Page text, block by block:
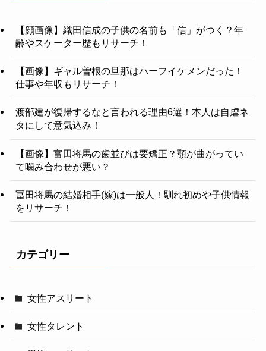
【顔画像】織田信成の子供の名前も「信」がつく？年
齢やスケーター歴もリサーチ！
【画像】ギャル曽根の旦那はハーフイケメンだった！
仕事や年収もリサーチ！
渡部建が復帰するなと言われる理由6選！本人は自虐ネ
タにして意気込み！
【画像】富田将馬の歯並びは要矯正？顎が曲がってい
て噛み合わせが悪い？
冨田将馬の結婚相手(嫁)は一般人！馴れ初めや子供情報
をリサーチ！
カテゴリー
女性アスリート
女性タレント